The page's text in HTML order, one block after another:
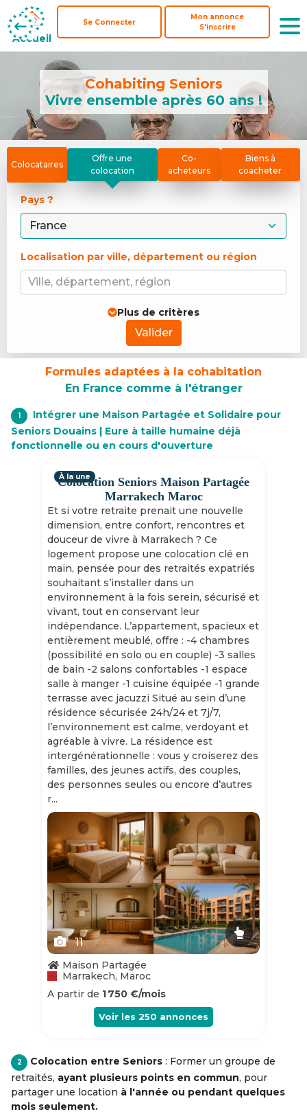
Accueil
Se Connecter
Mon annonce
S'inscrire
Accueil
Se Connecter
Mon annonce
S'inscrire
Cohabiting Seniors
Vivre ensemble après 60 ans !
Colocataires
Offre une
colocation
Co-
acheteurs
Biens à
coacheter
Pays ?
Localisation par ville, département ou région
Ville, département, région
Plus de critères
Valider
Formules adaptées à la cohabitation
En France comme à l'étranger
1
Intégrer une Maison Partagée et Solidaire pour
Seniors Douains | Eure à taille humaine déjà
fonctionnelle ou en cours d'ouverture
Colocation Seniors Maison Partagée
Marrakech Maroc
Et si votre retraite prenait une nouvelle
dimension, entre confort, rencontres et
douceur de vivre à Marrakech ? Ce
logement propose une colocation clé en
main, pensée pour des retraités expatriés
souhaitant s’installer dans un
environnement à la fois serein, sécurisé et
vivant, tout en conservant leur
indépendance. L’appartement, spacieux et
entièrement meublé, offre : -4 chambres
(possibilité en solo ou en couple) -3 salles
de bain -2 salons confortables -1 espace
salle à manger -1 cuisine équipée -1 grande
terrasse avec jacuzzi Situé au sein d’une
résidence sécurisée 24h/24 et 7j/7,
l’environnement est calme, verdoyant et
agréable à vivre. La résidence est
intergénérationnelle : vous y croiserez des
familles, des jeunes actifs, des couples,
des personnes seules ou encore d’autres
r...
À la une
Slide 1 of 11
11
Maison Partagée
Marrakech, Maroc
A partir de 1 750 €/mois
Voir les 250 annonces
2 Colocation entre Seniors : Former un groupe de
retraités, ayant plusieurs points en commun, pour
partager une location à l'année ou pendant quelques
mois seulement.